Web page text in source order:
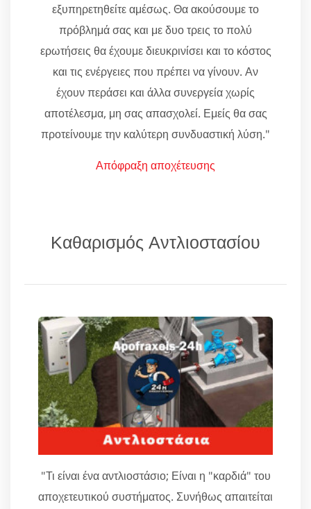
εξυπηρετηθείτε αμέσως. Θα ακούσουμε το
πρόβλημά σας και με δυο τρεις το πολύ
ερωτήσεις θα έχουμε διευκρινίσει και το κόστος
και τις ενέργειες που πρέπει να γίνουν. Αν
έχουν περάσει και άλλα συνεργεία χωρίς
αποτέλεσμα, μη σας απασχολεί. Εμείς θα σας
προτείνουμε την καλύτερη συνδυαστική λύση."
Απόφραξη αποχέτευσης
Καθαρισμός Αντλιοστασίου
"Τι είναι ένα αντλιοστάσιο; Είναι η "καρδιά" του
αποχετευτικού συστήματος. Συνήθως απαιτείται